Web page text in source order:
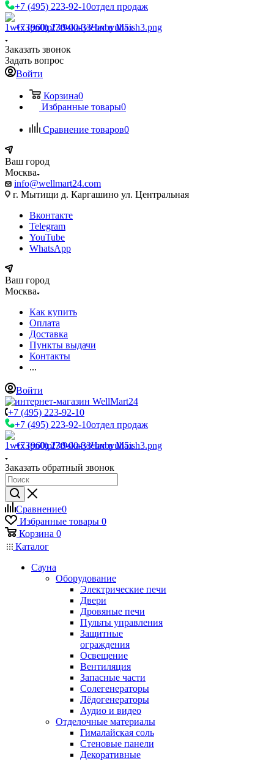
+7 (495) 223-92-10отдел продаж
+7 (960) 230-00-33Чат в Max
Заказать звонок
Задать вопрос
Войти
Корзина0
Избранные товары0
Сравнение товаров0
Ваш город
Москва
info@wellmart24.com
г. Мытищи д. Каргашино ул. Центральная
Вконтакте
Telegram
YouTube
WhatsApp
Ваш город
Москва
Как купить
Оплата
Доставка
Пункты выдачи
Контакты
...
Войти
+7 (495) 223-92-10
+7 (495) 223-92-10отдел продаж
+7 (960) 230-00-33Чат в Max
Заказать обратный звонок
Сравнение0
Избранные товары 0
Корзина 0
Каталог
Сауна
Оборудование
Электрические печи
Двери
Дровяные печи
Пульты управления
Защитные
ограждения
Освещение
Вентиляция
Запасные части
Солегенераторы
Лёдогенераторы
Аудио и видео
Отделочные материалы
Гималайская соль
Стеновые панели
Декоративные